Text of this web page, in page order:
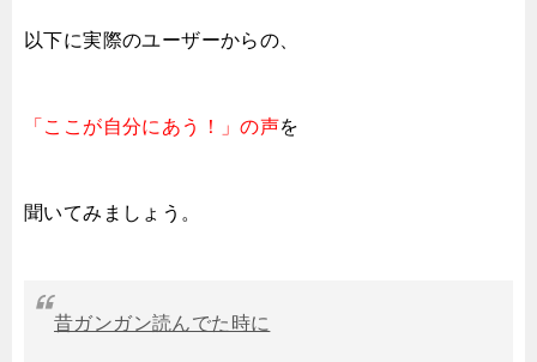
以下に実際のユーザーからの、
「ここが自分にあう！」の声を
聞いてみましょう。
昔ガンガン読んでた時に